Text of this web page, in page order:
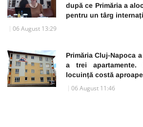
după ce Primăria a
pentru un târg
06 August 13:29
Primăria Cluj-Napoca
a trei apartamente.
locuință costă
06 August 11:46